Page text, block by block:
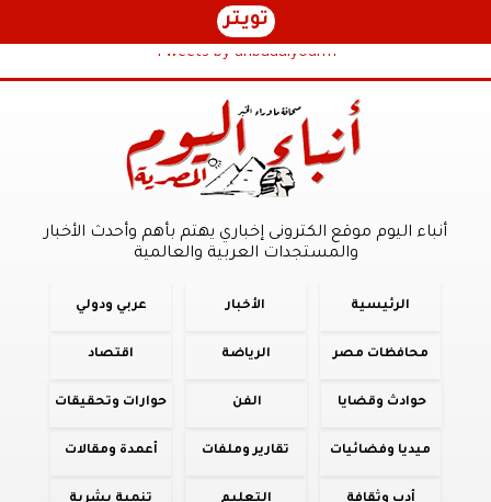
تويتر
Tweets by anbaaalyoum1
أنباء اليوم موقع الكترونى إخباري يهتم بأهم وأحدث الأخبار
والمستجدات العربية والعالمية
الرئيسية الأخبار عربي ودولي
محافظات مصر الرياضة اقتصاد
حوادث وقضايا الفن حوارات وتحقيقات
ميديا وفضائيات تقارير وملفات أعمدة ومقالات